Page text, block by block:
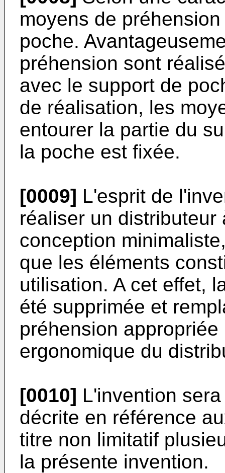
moyens de
poche.
préhension sont
avec le support de
de réalisation, les
entourer la partie du
la poche est fixée.
[0009] L'esprit de
réaliser un distributeur
conception
que les éléments
utilisation. A cet effet,
été supprimée et
préhension
ergonomique du
[0010] L'invention
décrite en référence
titre non limitatif
la présente invention.